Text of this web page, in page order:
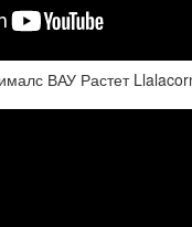
ВАУ Растет